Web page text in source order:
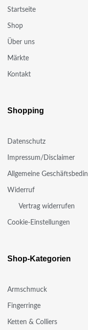
Startseite
Shop
Über uns
Märkte
Kontakt
Shopping
Datenschutz
Impressum/Disclaimer
Allgemeine
Widerruf
Vertrag widerrufen
Cookie-Einstellungen
Shop-Kategorien
Armschmuck
Fingerringe
Ketten & Colliers